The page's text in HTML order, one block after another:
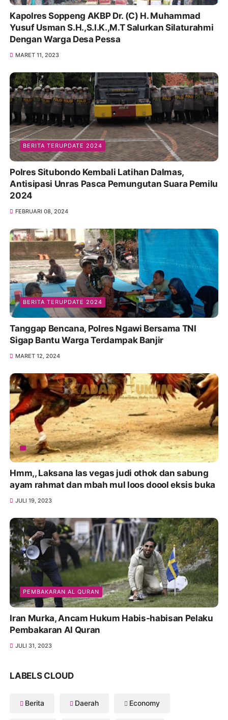
Kapolres Soppeng AKBP Dr. (C) H. Muhammad
Yusuf Usman S.H.,S.I.K.,M.T Salurkan Silaturahmi
Dengan Warga Desa Pessa
MARET 11, 2023
BERITA TERUPDATE 2024
Polres Situbondo Kembali Latihan Dalmas,
Antisipasi Unras Pasca Pemungutan Suara Pemilu
2024
FEBRUARI 08, 2024
BERITA TERUPDATE 2024
Tanggap Bencana, Polres Ngawi Bersama TNI
Sigap Bantu Warga Terdampak Banjir
MARET 12, 2024
Hmm,, Laksana las vegas judi othok dan sabung
ayam rahmat dan mbah mul loos doool eksis buka
JULI 19, 2023
PEMBAKARAN AL QURAN
Iran Murka, Ancam Hukum Habis-habisan Pelaku
Pembakaran Al Quran
JULI 31, 2023
LABELS CLOUD
Berita Daerah Economy